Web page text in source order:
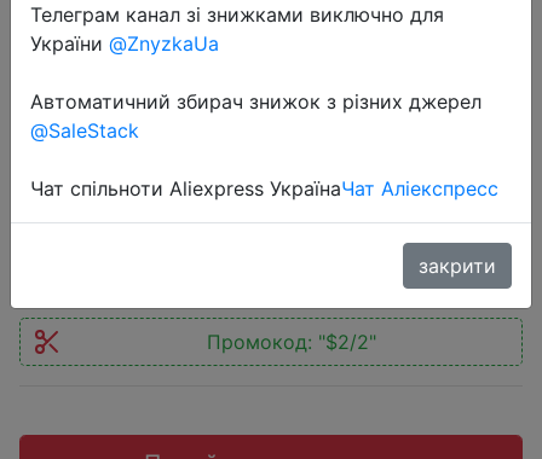
Лидер продаж X напечатанный
однотонный Постельное белье s
домашний Постельное белье 4 7
шт Высокое качество с милым
Промокод: "$2/2"
Телеграм канал зі знижками виключно для
України @ZnyzkaUa
Автоматичний збирач знижок з різних джерел
@SaleStack
Чат спільноти Aliexpress УкраїнаЧат Аліекспресс
закрити